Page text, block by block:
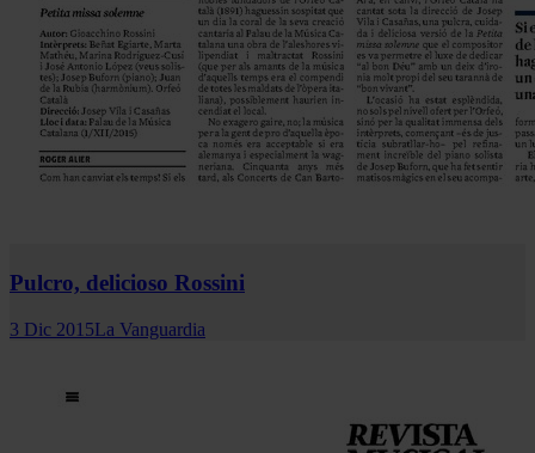
Pulcro, delicioso Rossini
3 Dic 2015La Vanguardia